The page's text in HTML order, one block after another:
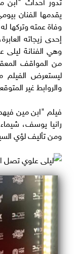
يقدمها الفنان
وفاة عمته وتركها
إحدى زيجاته
وهي الفنانة
من المواقف
ليستعرض الفيلم
والروابط غير
فيلم "ابن مين
رانيا يوسف،
ومن تأليف لؤي